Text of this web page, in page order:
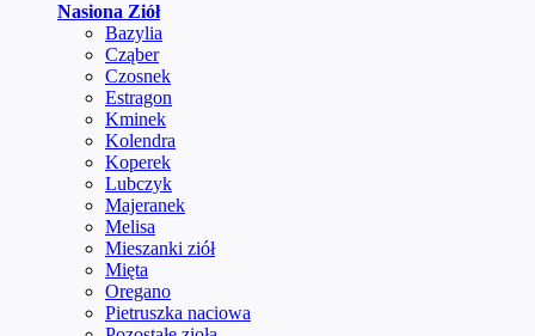
Nasiona Ziół
Bazylia
Cząber
Czosnek
Estragon
Kminek
Kolendra
Koperek
Lubczyk
Majeranek
Melisa
Mieszanki ziół
Mięta
Oregano
Pietruszka naciowa